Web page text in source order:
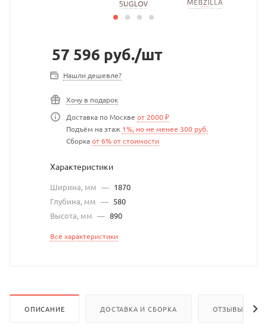
57 596 руб./шт
Нашли дешевле?
Хочу в подарок
Доставка по Москве от 2000 ₽
Подъём на этаж 1%, но не менее 300 руб.
Сборкаот 6% от стоимости
Характеристики
Ширина, мм — 1870
Глубина, мм — 580
Высота, мм — 890
Все характеристики
ОПИСАНИЕ ДОСТАВКА И СБОРКА ОТЗЫВЫ